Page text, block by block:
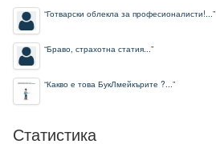
“Готварски облекла за професионалисти!...”
“Браво, страхотна статия...”
“Какво е това БукЛмейкърите ?...”
Статистика